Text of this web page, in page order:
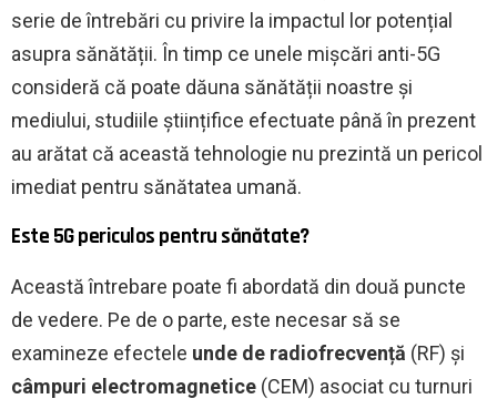
serie de întrebări cu privire la impactul lor potențial
asupra sănătății. În timp ce unele mișcări anti-5G
consideră că poate dăuna sănătății noastre și
mediului, studiile științifice efectuate până în prezent
au arătat că această tehnologie nu prezintă un pericol
imediat pentru sănătatea umană.
Este 5G periculos pentru sănătate?
Această întrebare poate fi abordată din două puncte
de vedere. Pe de o parte, este necesar să se
examineze efectele unde de radiofrecvență (RF) și
câmpuri electromagnetice (CEM) asociat cu turnuri